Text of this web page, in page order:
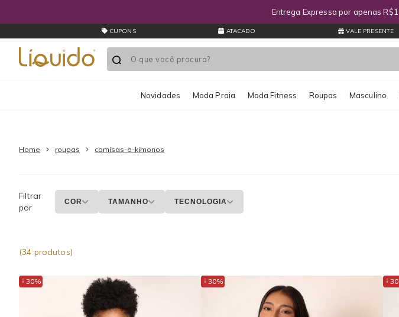
Camisas
Kimonos
Entrega Expressa por apenas
CUPONS ATACADO VALE PRESENTE
Novidades Masculino
Roupas
Moda Fitness
Moda Praia
Home roupas camisas-e-kimonos
Filtrar
por
TECNOLOGIA
COR TAMANHO
(34 produtos)
↓ 30% ↓ 30% ↓